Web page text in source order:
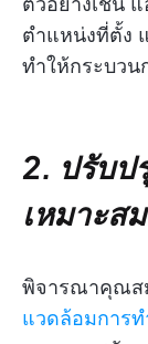
ตำแหน่งที่ตั้ง
ทำให้กระบวน
2. ปรับป
เหมาะ
พิจารณาคุณส
แวดล้อมการท